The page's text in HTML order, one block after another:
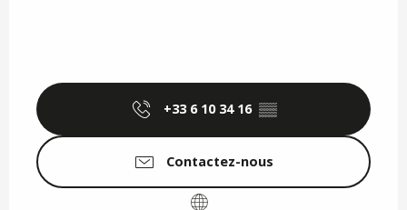
+33 6 10 34 16 ▒▒
Contactez-nous